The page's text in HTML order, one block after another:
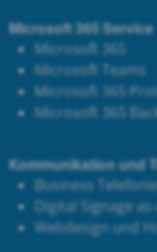
Microsoft 365 Service
Microsoft 365
Microsoft Teams
Microsoft 365
Microsoft 365
Kommunikation und
Business
Digital Signage
Webdesign und